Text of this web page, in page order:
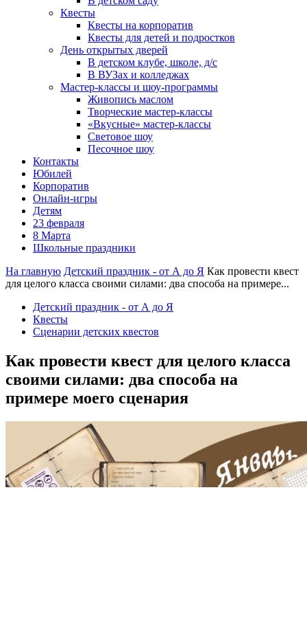
Квесты
Квесты на корпоратив
Квесты для детей и подростков
День открытых дверей
В детском клубе, школе, д/с
В ВУЗах и колледжах
Мастер-классы и шоу-программы
Живопись маслом
Творческие мастер-классы
«Вкусные» мастер-классы
Световое шоу
Песочное шоу
Контакты
Юбилей
Корпоратив
Онлайн-игры
Детям
23 февраля
8 Марта
Школьные праздники
На главную Детский праздник - от А до Я Как провести квест
для целого класса своими силами: два способа на примере...
Детский праздник - от А до Я
Квесты
Сценарии детских квестов
Как провести квест для целого класса
своими силами: два способа на
примере моего сценария